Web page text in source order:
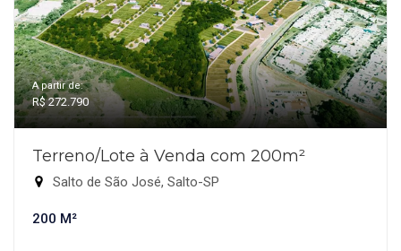
A partir de:
R$ 272.790
Terreno/Lote à Venda com 200m²
Salto de São José, Salto-SP
200 M²